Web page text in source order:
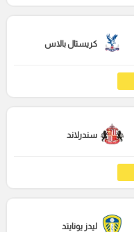
كريستال بالاس
سندرلاند
ليدز يونايتد